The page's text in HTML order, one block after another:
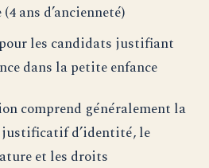
ans d’ancienneté)
les candidats justifiant
dans la petite enfance
comprend généralement la
d’identité, le
et les droits